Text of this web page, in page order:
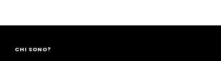
CHI SONO?